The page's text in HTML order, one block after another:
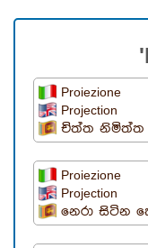
Proiezione
Projection
චිත්ත නිමිත්ත
Proiezione
Projection
නෙරා සිටින